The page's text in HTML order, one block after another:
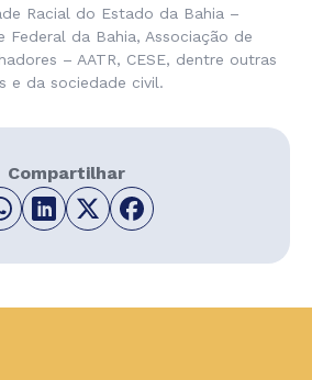
Racial do Estado da Bahia –
Federal da Bahia, Associação de
– AATR, CESE, dentre outras
e da sociedade civil.
Compartilhar